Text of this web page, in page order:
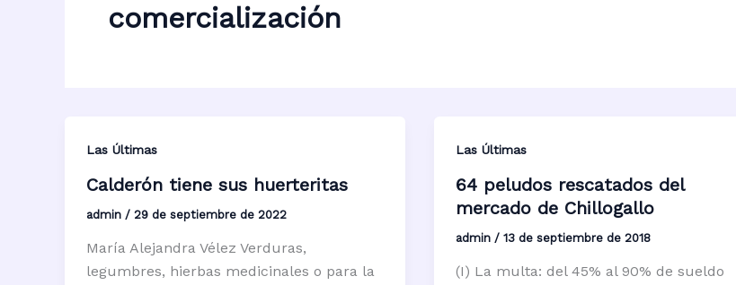
comercialización
Las Últimas
Calderón tiene sus huerteritas
admin / 29 de septiembre de 2022
María Alejandra Vélez Verduras,
legumbres, hierbas medicinales o para la
Las Últimas
64 peludos rescatados del
mercado de Chillogallo
admin / 13 de septiembre de 2018
(I) La multa: del 45% al 90% de sueldo